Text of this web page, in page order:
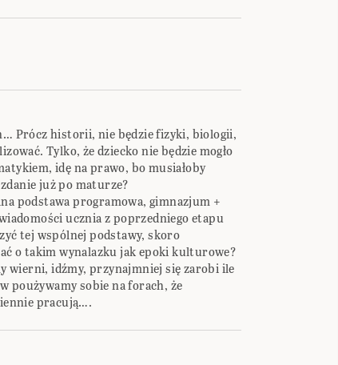
Prócz historii, nie będzie fizyki, biologii,
Tylko, że dziecko nie będzie mogło
idę na prawo, bo musiałoby
już po maturze?
podstawa programowa, gimnazjum +
ucznia z poprzedniego etapu
tej wspólnej podstawy, skoro
o takim wynalazku jak epoki kulturowe?
wierni, idźmy, przynajmniej się zarobi ile
poużywamy sobie na forach, że
pracują….